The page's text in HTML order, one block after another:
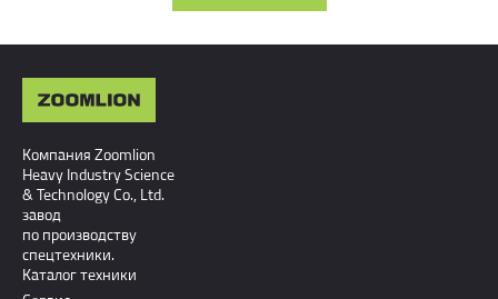
Компания Zoomlion
Heavy Industry Science
& Technology Co., Ltd.
завод
по производству
спецтехники.
Каталог техники